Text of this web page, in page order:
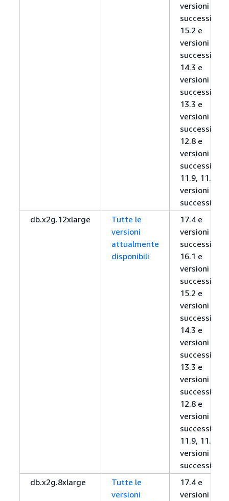
versioni
successive,
15.2 e
versioni
successive,
14.3 e
versioni
successive,
13.3 e
versioni
successive,
12.8 e
versioni
successive,
11.9, 11.12 e
versioni
successive
db.x2g.12xlarge
Tutte le
versioni
attualmente
disponibili
17.4 e
versioni
successive,
16.1 e
versioni
successive,
15.2 e
versioni
successive,
14.3 e
versioni
successive,
13.3 e
versioni
successive,
12.8 e
versioni
successive,
11.9, 11.12 e
versioni
successive
db.x2g.8xlarge
Tutte le
versioni
17.4 e
versioni